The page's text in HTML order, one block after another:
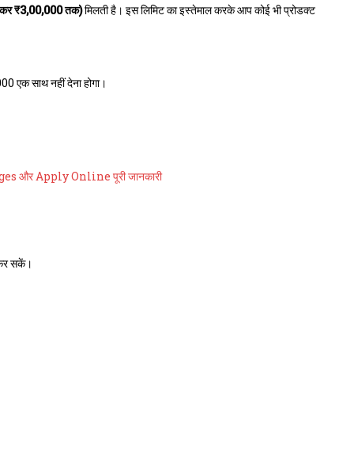
₹3,00,000 तक)मिलती है। इस लिमिट का इस्तेमाल करके आप कोई भी प्रोडक्ट
एक साथ नहीं देना होगा।
और Apply Online पूरी जानकारी
सकें।